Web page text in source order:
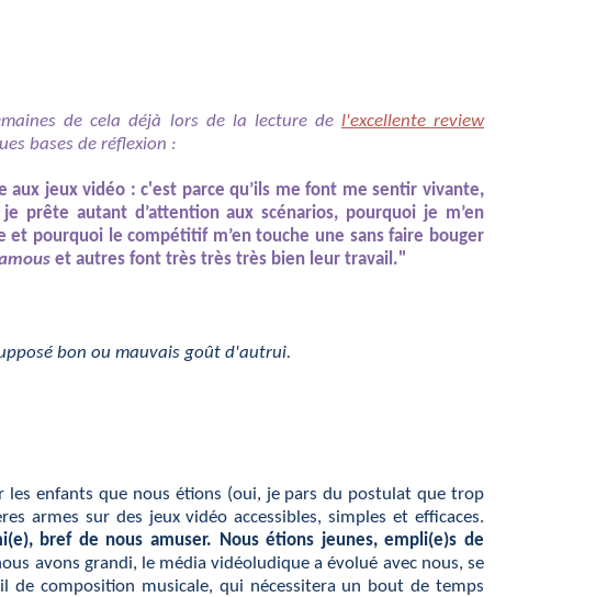
de cela déjà lors de la lecture de l'excellente review
bases de réflexion :
jeux vidéo : c'est parce qu’ils me font me sentir vivante,
autant d’attention aux scénarios, pourquoi je m’en
pourquoi le compétitif m’en touche une sans faire bouger
et autres font très très très bien leur travail."
bon ou mauvais goût d'autrui.
les enfants que nous étions (oui, je pars du postulat que trop
armes sur des jeux vidéo accessibles, simples et efficaces.
bref de nous amuser. Nous étions jeunes, empli(e)s de
avons grandi, le média vidéoludique a évolué avec nous, se
composition musicale, qui nécessitera un bout de temps